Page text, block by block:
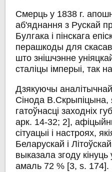
Смерць у 1838 г.
аб'яднання з Рускай
Булгака і пінскага
перашкоды для
што знішчэнне
сталіцы імперыі, так
Дзякуючы
Сінода В.Скрыпіцына,
гатоўнасці заходніх
арк. 14-32; 2],
сітуацыі і настроях,
Беларускай і
выказала згоду
амаль 72 % [3, s. 174].